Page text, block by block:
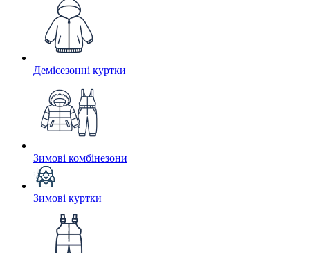
Демісезонні куртки
Зимові комбінезони
Зимові куртки